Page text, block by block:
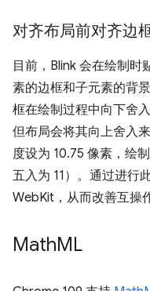
对齐布局前对齐边
目前，Blink 会在绘制时
素的边框和子元素的背
框在绘制过程中向下舍
但布局会将其向上舍入
度设为 10.75 像素，绘
五入为 11）。通过进行
WebKit，从而改善互操
MathML